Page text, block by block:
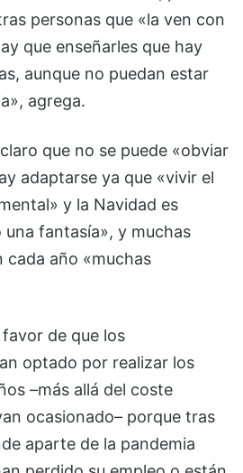
personas que «la ven con
que enseñarles que hay
aunque no puedan estar
agrega.
que no se puede «obviar
adaptarse ya que «vivir el
y la Navidad es
una fantasía», y muchas
cada año «muchas
favor de que los
optado por realizar los
–más allá del coste
ocasionado– porque tras
aparte de la pandemia